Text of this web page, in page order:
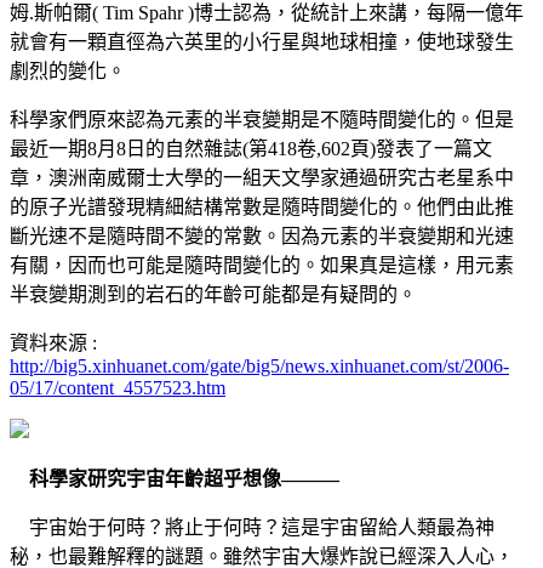
姆.斯帕爾( Tim Spahr )博士認為，從統計上來講，每隔一億年
就會有一顆直徑為六英里的小行星與地球相撞，使地球發生
劇烈的變化。
科學家們原來認為元素的半衰變期是不隨時間變化的。但是
最近一期8月8日的自然雜誌(第418卷,602頁)發表了一篇文
章，澳洲南威爾士大學的一組天文學家通過研究古老星系中
的原子光譜發現精細結構常數是隨時間變化的。他們由此推
斷光速不是隨時間不變的常數。因為元素的半衰變期和光速
有關，因而也可能是隨時間變化的。如果真是這樣，用元素
半衰變期測到的岩石的年齡可能都是有疑問的。
資料來源 :
http://big5.xinhuanet.com/gate/big5/news.xinhuanet.com/st/2006-
05/17/content_4557523.htm
科學家研究宇宙年齡超乎想像———
宇宙始于何時？將止于何時？這是宇宙留給人類最為神
秘，也最難解釋的謎題。雖然宇宙大爆炸說已經深入人心，